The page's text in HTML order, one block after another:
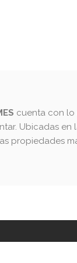
cuenta con lo
Ubicadas en
propiedades